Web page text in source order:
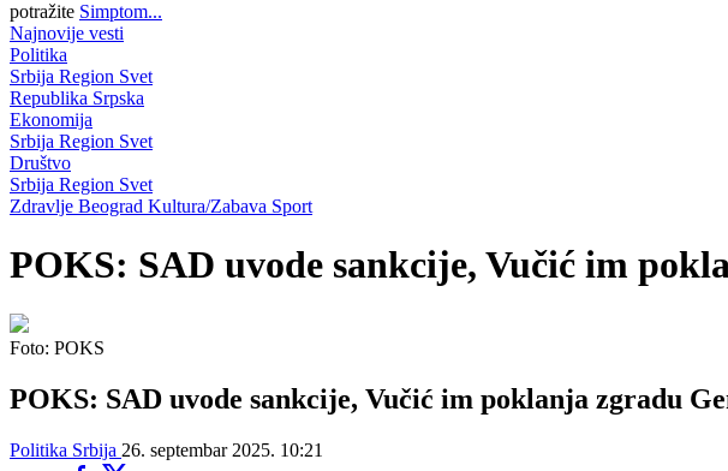
potražite Simptom...
Najnovije vesti
Politika
Srbija Region Svet
Republika Srpska
Ekonomija
Srbija Region Svet
Društvo
Srbija Region Svet
Zdravlje Beograd Kultura/Zabava Sport
POKS: SAD uvode sankcije, Vučić im
Foto: POKS
POKS: SAD uvode sankcije, Vučić im poklanja zgradu
Politika Srbija 26. septembar 2025. 10:21